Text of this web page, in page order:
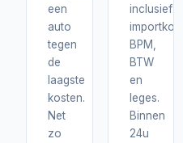
een
auto
tegen
de
laagste
kosten.
Net
zo
inclusief
BPM,
BTW
en
leges.
Binnen
24u